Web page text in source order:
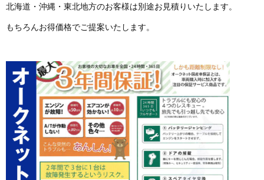
北海道・沖縄・東北地方のお客様は別途お見積りいたします。
もちろんお得価格でご提案いたします。